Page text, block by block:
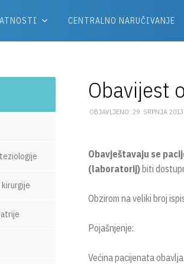
CENTRALNO NARUČIVANJE
Obavijest
OBJAVLJENO: 29. SRPNJA
Obavještavaju se
(laboratorij) biti
Obzirom na veliki broj
Pojašnjenje:
Većina pacijenata